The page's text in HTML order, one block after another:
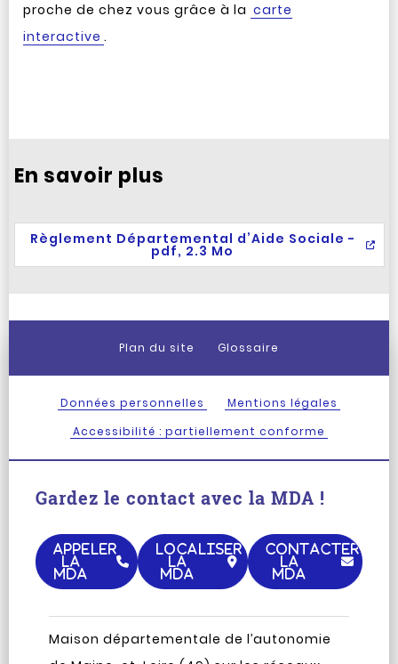
proche de chez vous grâce à la carte
interactive .
En savoir plus
Règlement Départemental d’Aide Sociale -
pdf, 2.3 Mo
Plan du site Glossaire
Données personnelles
Mentions légales
Accessibilité : partiellement conforme
Gardez le contact avec la MDA !
APPELER
LA
MDA
LOCALISER
LA
MDA
CONTACTER
LA
MDA
Maison départementale de l’autonomie
Page
Compte
Chaîne